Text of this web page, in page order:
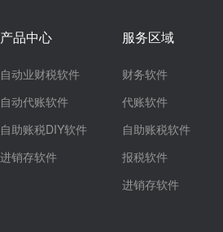
产品中心
自动业财税软件
自动代账软件
自助账税DIY软件
进销存软件
服务区域
财务软件
代账软件
自助账税软件
报税软件
进销存软件